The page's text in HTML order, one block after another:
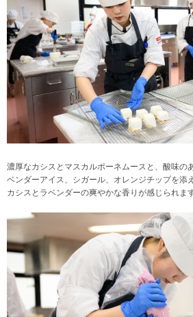
濃厚なカシスとマスカルポーネムースと、酸味の
ベンダーアイス、シガール、オレンジチップを添え
カシスとラベンダーの爽やかな香りが感じられます